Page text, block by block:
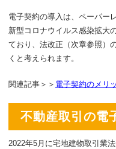
電子契約の導入は、ペーパー
新型コロナウイルス感染拡大
ており、法改正（次章参照）
くと考えられます。
関連記事＞＞ 電子契約のメリ
不動産取引の電
2022年5月に宅地建物取引業